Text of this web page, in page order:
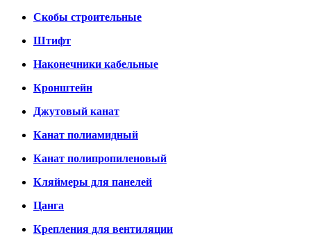
Скобы строительные
Штифт
Наконечники кабельные
Кронштейн
Джутовый канат
Канат полиамидный
Канат полипропиленовый
Кляймеры для панелей
Цанга
Крепления для вентиляции